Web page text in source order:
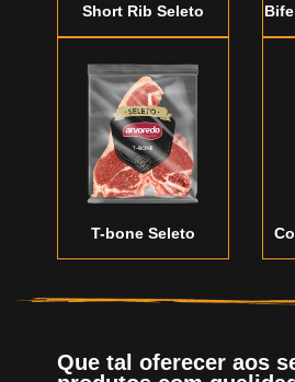
Short Rib Seleto
T-bone Seleto
Que tal oferecer aos